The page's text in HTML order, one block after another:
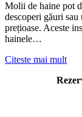
Molii de haine pot
descoperi găuri sau
prețioase. Aceste
hainele…
Citeste mai mult